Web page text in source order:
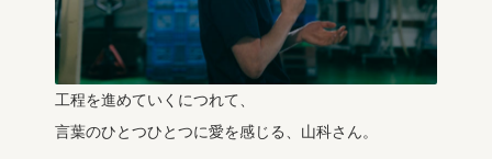
工程を進めていくにつれて、
言葉のひとつひとつに愛を感じる、山科さん。